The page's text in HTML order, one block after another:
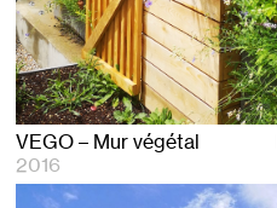
VEGO – Mur végétal
2016